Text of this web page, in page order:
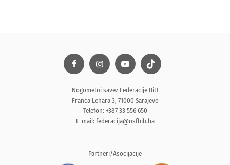
Nogometni savez Federacije BiH
Franca Lehara 3, 71000 Sarajevo
Telefon: +387 33 556 650
E-mail: federacija@nsfbih.ba
Partneri/Asocijacije